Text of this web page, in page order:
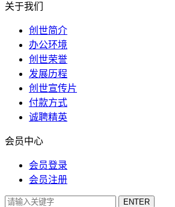
关于我们
创世简介
办公环境
创世荣誉
发展历程
创世宣传片
付款方式
诚聘精英
会员中心
会员登录
会员注册